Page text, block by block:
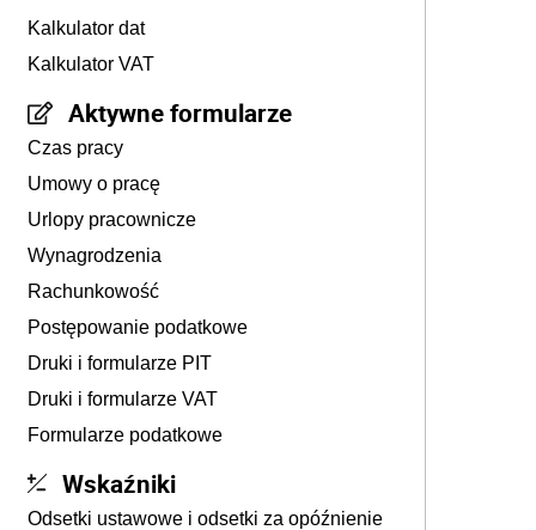
Kalkulator dat
Kalkulator VAT
Aktywne formularze
Czas pracy
Umowy o pracę
Urlopy pracownicze
Wynagrodzenia
Rachunkowość
Postępowanie podatkowe
Druki i formularze PIT
Druki i formularze VAT
Formularze podatkowe
Wskaźniki
Odsetki ustawowe i odsetki za opóźnienie